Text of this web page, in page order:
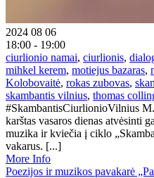
2024 08 06
18:00 - 19:00
ciurlionio namai, ciurlionis,
mihkel kerem, motiejus bazaras,
Kolobovaitė, rokas zubovas,
skambantis vilnius, thomas
#SkambantisCiurlionioVilnius
karštas vasaros dienas atvėsinti
muzika ir kviečia į ciklo
vakarus. [...]
More Info
Poezijos ir muzikos pavakarė